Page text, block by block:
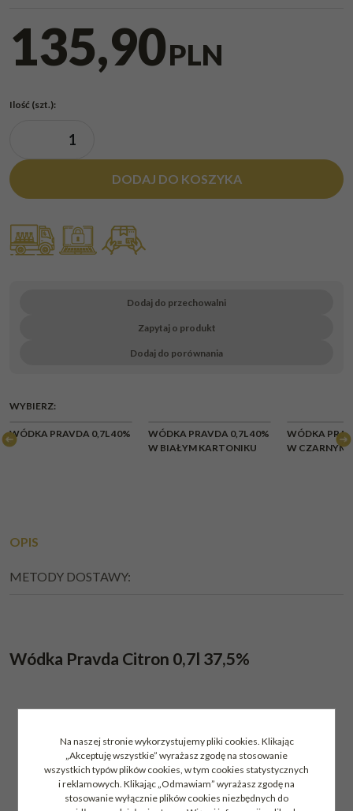
135,90PLN
Ilość (szt.):
DODAJ DO KOSZYKA
Dodaj do przechowalni
Zapytaj o produkt
Dodaj do porównania
WYBIERZ:
WÓDKA PRAVDA 0,7L 40%
WÓDKA PRAVDA 0,7L 40%
W BIAŁYM KARTONIKU
WÓDKA
W CZARNYM
OPIS
METODY DOSTAWY:
Wódka Pravda Citron 0,7l 37,5%
INNI KUPILI
Na naszej stronie wykorzystujemy pliki cookies. Klikając
„Akceptuję wszystkie” wyrażasz zgodę na stosowanie
wszystkich typów plików cookies, w tym cookies statystycznych
i reklamowych. Klikając „Odmawiam” wyrażasz zgodę na
stosowanie wyłącznie plików cookies niezbędnych do